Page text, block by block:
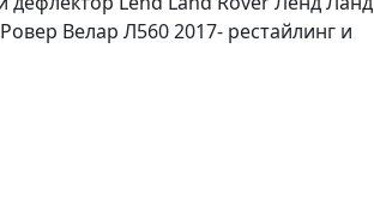
Велар Л560 2017- рестайлинг и